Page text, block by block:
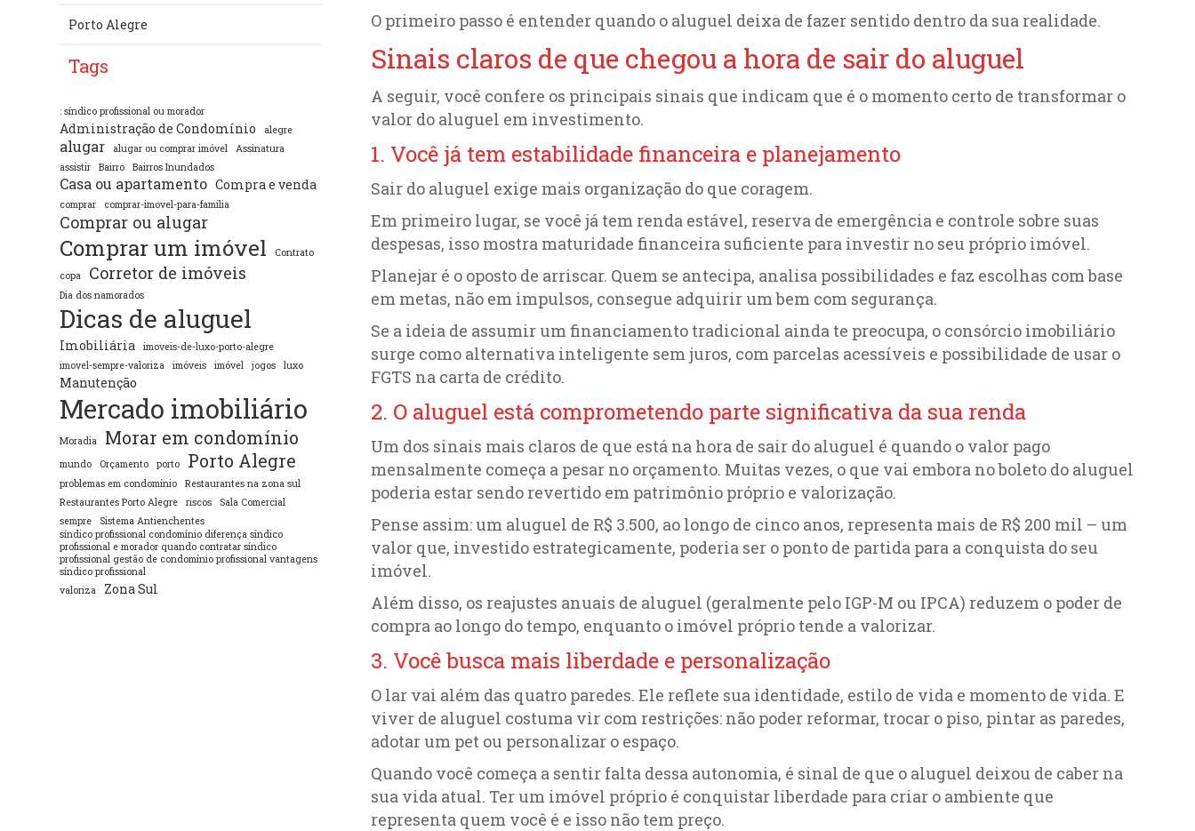
O primeiro passo é entender quando o aluguel deixa de fazer sentido dentro da sua realidade.
Sinais claros de que chegou a hora de sair do aluguel
A seguir, você confere os principais sinais que indicam que é o momento certo de transformar o
valor do aluguel em investimento.
1. Você já tem estabilidade financeira e planejamento
Sair do aluguel exige mais organização do que coragem.
Em primeiro lugar, se você já tem renda estável, reserva de emergência e controle sobre suas
despesas, isso mostra maturidade financeira suficiente para investir no seu próprio imóvel.
Planejar é o oposto de arriscar. Quem se antecipa, analisa possibilidades e faz escolhas com base
em metas, não em impulsos, consegue adquirir um bem com segurança.
Se a ideia de assumir um financiamento tradicional ainda te preocupa, o consórcio imobiliário
surge como alternativa inteligente sem juros, com parcelas acessíveis e possibilidade de usar o
FGTS na carta de crédito.
2. O aluguel está comprometendo parte significativa da sua renda
Um dos sinais mais claros de que está na hora de sair do aluguel é quando o valor pago
mensalmente começa a pesar no orçamento. Muitas vezes, o que vai embora no boleto do aluguel
poderia estar sendo revertido em patrimônio próprio e valorização.
Pense assim: um aluguel de R$ 3.500, ao longo de cinco anos, representa mais de R$ 200 mil – um
valor que, investido estrategicamente, poderia ser o ponto de partida para a conquista do seu
imóvel.
Além disso, os reajustes anuais de aluguel (geralmente pelo IGP-M ou IPCA) reduzem o poder de
compra ao longo do tempo, enquanto o imóvel próprio tende a valorizar.
3. Você busca mais liberdade e personalização
O lar vai além das quatro paredes. Ele reflete sua identidade, estilo de vida e momento de vida. E
viver de aluguel costuma vir com restrições: não poder reformar, trocar o piso, pintar as paredes,
adotar um pet ou personalizar o espaço.
Quando você começa a sentir falta dessa autonomia, é sinal de que o aluguel deixou de caber na
sua vida atual. Ter um imóvel próprio é conquistar liberdade para criar o ambiente que
representa quem você é e isso não tem preço.
Porto Alegre
Tags
: síndico profissional ou morador
Administração de Condomínio alegre
alugar alugar ou comprar imóvel
Assinatura
assistir
Bairro Bairros Inundados
Casa ou apartamento Compra e venda
comprar comprar-imovel-para-familia
Comprar ou alugar
Comprar um imóvel
Contrato
copa
Corretor de imóveis
Dia dos namorados
Dicas de aluguel
Imobiliária
imoveis-de-luxo-porto-alegre
imovel-sempre-valoriza
imóveis imóvel jogos luxo
Manutenção
Mercado imobiliário
Moradia Morar em condomínio
mundo Orçamento porto Porto Alegre
problemas em condomínio
Restaurantes na zona sul
Restaurantes Porto Alegre
riscos
Sala Comercial
sempre
Sistema Antienchentes
síndico profissional condomínio diferença síndico
profissional e morador quando contratar síndico
profissional gestão de condomínio profissional vantagens
síndico profissional
valoriza
Zona Sul